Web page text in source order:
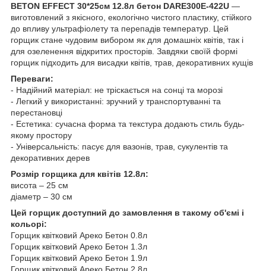
BETON EFFECT 30*25см 12.8л бетон DARE300E-422U —
виготовлений з якісного, екологічно чистого пластику, стійкого
до впливу ультрафіолету та перепадів температур. Цей
горщик стане чудовим вибором як для домашніх квітів, так і
для озеленення відкритих просторів. Завдяки своїй формі
горщик підходить для висадки квітів, трав, декоративних кущів
Переваги:
- Надійний матеріал: не тріскається на сонці та морозі
- Легкий у використанні: зручний у транспортуванні та
перестановці
- Естетика: сучасна форма та текстура додають стиль будь-
якому простору
- Універсальність: пасує для вазонів, трав, сукулентів та
декоративних дерев
Розмір горщика для квітів 12.8л:
висота – 25 см
діаметр – 30 см
Цей горщик доступний до замовлення в такому об'ємі і
кольорі:
Горщик квітковий Ареко Бетон 0.8л
Горщик квітковий Ареко Бетон 1.3л
Горщик квітковий Ареко Бетон 1.9л
Горщик квітковий Ареко Бетон 2.8л